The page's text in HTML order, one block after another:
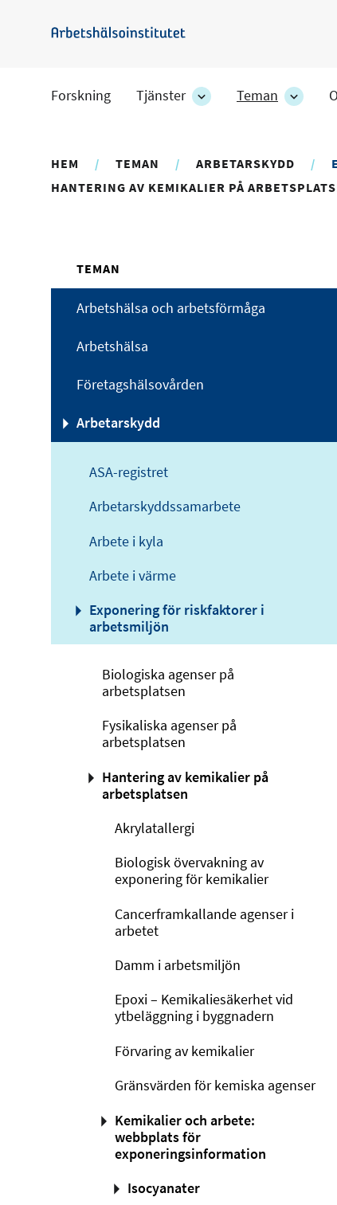
Arbetshälsoinstitutet
Forskning Tjänster
TjänsterTeman
Teman
HEM TEMAN ARBETARSKYDD
HANTERING AV KEMIKALIER PÅ
TEMAN
Arbetshälsa och arbetsförmåga
Arbetshälsa
Företagshälsovården
Arbetarskydd
ASA-registret
Arbetarskyddssamarbete
Arbete i kyla
Arbete i värme
Exponering för riskfaktorer i
arbetsmiljön
Biologiska agenser på
arbetsplatsen
Fysikaliska agenser på
arbetsplatsen
Hantering av kemikalier på
arbetsplatsen
Akrylatallergi
Biologisk övervakning av
exponering för kemikalier
Cancerframkallande agenser i
arbetet
Damm i arbetsmiljön
Epoxi – Kemikaliesäkerhet vid
ytbeläggning i byggnadern
Förvaring av kemikalier
Gränsvärden för kemiska agenser
Kemikalier och arbete:
webbplats för
exponeringsinformation
Isocyanater